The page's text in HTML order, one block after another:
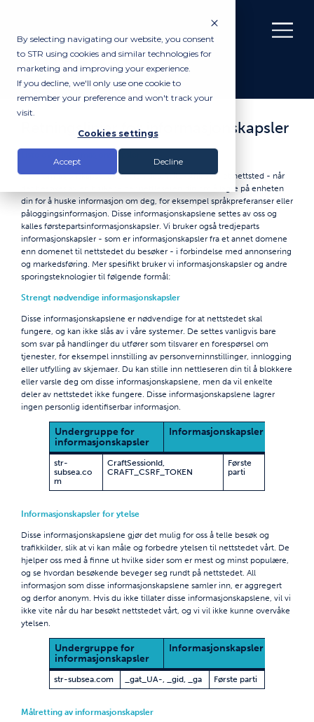
By selecting navigating our website, you consent
to STR using cookies and similar technologies for
marketing and improving your experience.
If you decline, we'll only use one cookie to
remember your preference and won't track your
visit.
Cookies settings
Accept Decline
Retningslinjer for informasjonskapsler
En informasjonskapsel er en liten datafil (tekstfil) som et nettsted - når
det besøkes av en bruker - ber nettleseren din om å lagre på enheten
din for å huske informasjon om deg, for eksempel språkpreferanser eller
påloggingsinformasjon. Disse informasjonskapslene settes av oss og
kalles førstepartsinformasjonskapsler. Vi bruker også tredjeparts
informasjonskapsler - som er informasjonskapsler fra et annet domene
enn domenet til nettstedet du besøker - i forbindelse med annonsering
og markedsføring. Mer spesifikt bruker vi informasjonskapsler og andre
sporingsteknologier til følgende formål:
Strengt nødvendige informasjonskapsler
Disse informasjonskapslene er nødvendige for at nettstedet skal
fungere, og kan ikke slås av i våre systemer. De settes vanligvis bare
som svar på handlinger du utfører som tilsvarer en forespørsel om
tjenester, for eksempel innstilling av personverninnstillinger, innlogging
eller utfylling av skjemaer. Du kan stille inn nettleseren din til å blokkere
eller varsle deg om disse informasjonskapslene, men da vil enkelte
deler av nettstedet ikke fungere. Disse informasjonskapslene lagrer
ingen personlig identifiserbar informasjon.
Undergruppe for
informasjonskapsler
Informasjonskapsler
str-
subsea.co
m
CraftSessionId,
CRAFT_CSRF_TOKEN
Første
parti
Informasjonskapsler for ytelse
Disse informasjonskapslene gjør det mulig for oss å telle besøk og
trafikkilder, slik at vi kan måle og forbedre ytelsen til nettstedet vårt. De
hjelper oss med å finne ut hvilke sider som er mest og minst populære,
og se hvordan besøkende beveger seg rundt på nettstedet. All
informasjon som disse informasjonskapslene samler inn, er aggregert
og derfor anonym. Hvis du ikke tillater disse informasjonskapslene, vil vi
ikke vite når du har besøkt nettstedet vårt, og vi vil ikke kunne overvåke
ytelsen.
Undergruppe for
informasjonskapsler
Informasjonskapsler
str-subsea.com _gat_UA-, _gid, _ga Første parti
Målretting av informasjonskapsler